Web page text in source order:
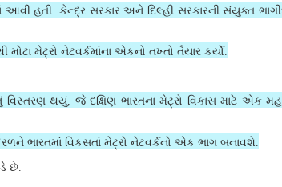
આવી હતી.કેન્દ્ર સરકાર અને દિલ્હી સરકારની સંયુક્ત
મેટ્રો નેટવર્કમાંના એકનો તખ્તો તૈયાર કર્યો.
વિસ્તરણ થયું, જે દક્ષિણ ભારતના મેટ્રો વિકાસ માટે એક
ભારતમાં વિકસતાં મેટ્રો નેટવર્કનો એક ભાગ બનાવશે.
છે.